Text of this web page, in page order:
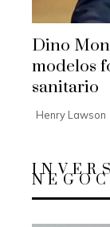
Dino
modelos
sanitario
Henry Lawson